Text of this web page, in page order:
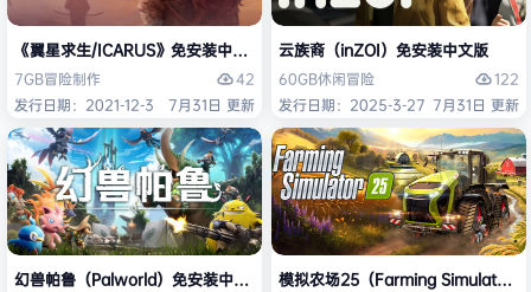
《翼星求生/ICARUS》免安装中文版
7GB冒险制作
42
发行日期：2021-12-3
7月31日 更新
云族裔（inZOI）免安装中文版
60GB休闲冒险
122
发行日期：2025-3-27 7月31日 更新
幻兽帕鲁（Palworld）免安装中文版 模拟农场25（Farming Simulator